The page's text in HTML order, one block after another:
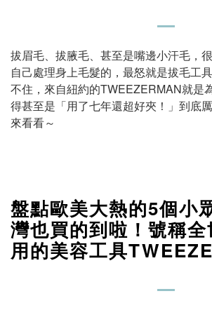
拔眉毛、拔腋毛、甚至是嘴邊小汗毛，
自己處理身上毛髮的，最怒就是拔毛工
不住，來自紐約的TWEEZERMAN就是
得甚至是「用了七年還超好夾！」到底
來看看～
盤點歐美大熱的5個小
灣也買的到啦！號稱
用的美容工具